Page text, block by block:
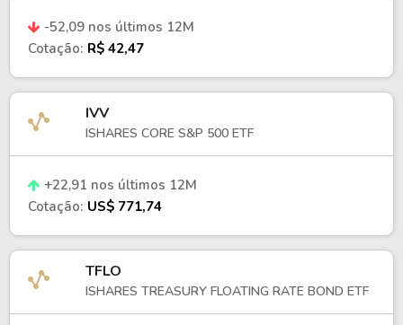
-52,09 nos últimos 12M
Cotação: R$ 42,47
IVV
ISHARES CORE S&P 500 ETF
+22,91 nos últimos 12M
Cotação: US$ 771,74
TFLO
ISHARES TREASURY FLOATING RATE BOND ETF